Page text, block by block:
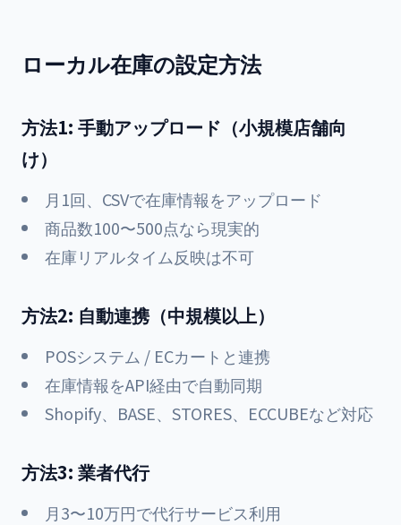
ローカル在庫の設定方法
方法1: 手動アップロード（小規模店舗向
け）
月1回、CSVで在庫情報をアップロード
商品数100〜500点なら現実的
在庫リアルタイム反映は不可
方法2: 自動連携（中規模以上）
POSシステム / ECカートと連携
在庫情報をAPI経由で自動同期
Shopify、BASE、STORES、ECCUBEなど対応
方法3: 業者代行
月3〜10万円で代行サービス利用